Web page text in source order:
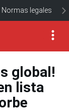
Normas legales
global!
lista